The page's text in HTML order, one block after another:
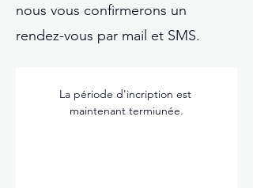
nous vous confirmerons un
rendez-vous par mail et SMS.
La période d'incription est
maintenant termiunée.